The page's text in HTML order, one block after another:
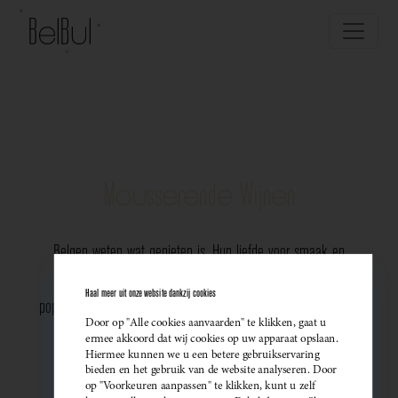
Belgen weten wat genieten is. Hun liefde voor smaak en
populariteit van Belgische mousserende wijnen. Meer dan ooit
kiezen ze bewust voor lokale bubbels — ideaal als
sprankelend aperitief of als verfijnde match bij een
gastronomisch diner. Santé!
Haal meer uit onze website dankzij cookies
Door op "Alle cookies aanvaarden" te klikken, gaat u
ermee akkoord dat wij cookies op uw apparaat opslaan.
Hiermee kunnen we u een betere gebruikservaring
bieden en het gebruik van de website analyseren. Door
op "Voorkeuren aanpassen" te klikken, kunt u zelf